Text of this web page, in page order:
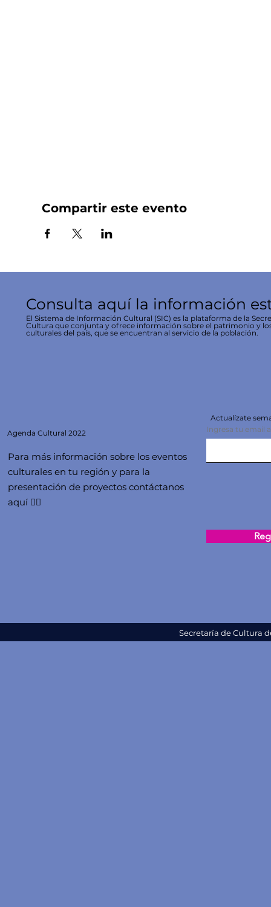
Compartir este evento
Consulta aquí la información
El Sistema de Información Cultural (SIC) es la plataforma de la
Cultura que conjunta y ofrece información sobre el patrimonio y
culturales del país, que se encuentran al servicio de la población.
Agenda Cultural 2022
Para más información sobre los eventos
culturales en tu región y para la
presentación de proyectos contáctanos
aquí 👇🏻
Actualízate
Ingresa tu email
Secretaría de Cultura